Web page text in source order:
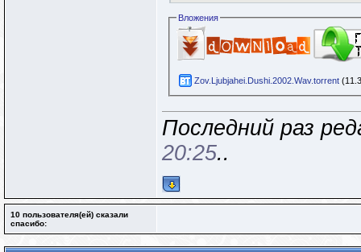
Вложения
Zov.Ljubjahei.Dushi.2002.Wav.torrent
Последний раз
20:25..
10 пользователя(ей) сказали
cпасибо: